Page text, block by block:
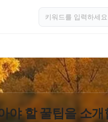
야 할 꿀팁을 소